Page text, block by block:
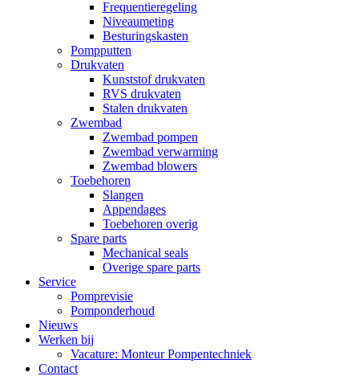
Frequentieregeling
Niveaumeting
Besturingskasten
Pompputten
Drukvaten
Kunststof drukvaten
RVS drukvaten
Stalen drukvaten
Zwembad
Zwembad pompen
Zwembad verwarming
Zwembad blowers
Toebehoren
Slangen
Appendages
Toebehoren overig
Spare parts
Mechanical seals
Overige spare parts
Service
Pomprevisie
Pomponderhoud
Nieuws
Werken bij
Vacature: Monteur Pompentechniek
Contact